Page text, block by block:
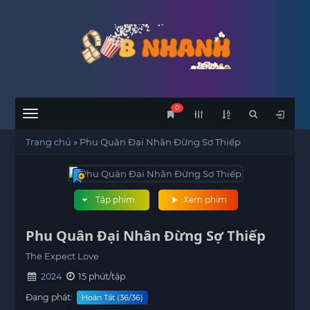
Menu
0
Trang chủ » Phu Quân Đại Nhân Đừng Sợ Thiếp
Xem phim
Tập phim
Phu Quân Đại Nhân Đừng Sợ Thiếp
The Expect Love
2024
15 phút/tập
Đang phát:
Hoàn Tất (36/36)